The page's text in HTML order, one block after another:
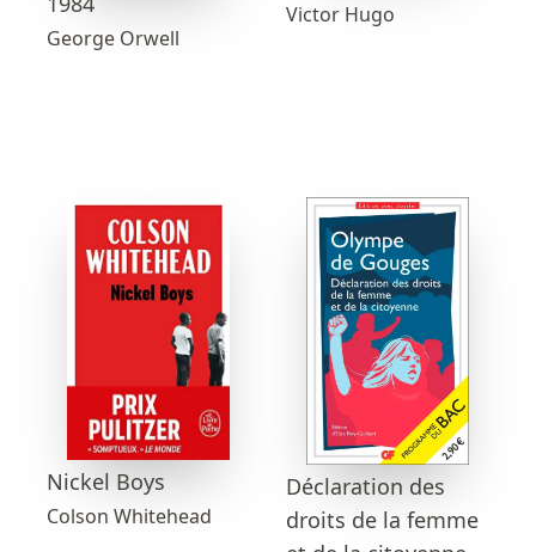
George Orwell
Victor Hugo
Nickel Boys
Colson Whitehead
Déclaration des
droits de la femme